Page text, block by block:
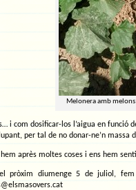
Melonera amb
i com dosificar-los l’aigua en funció
per tal de no donar-ne’n massa
après moltes coses i ens hem
el pròxim diumenge 5 de juliol,